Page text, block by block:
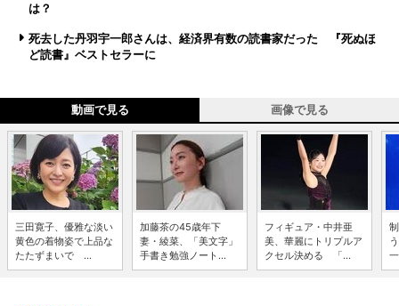
は？
死去した丹羽宇一郎さんは、経済界有数の読書家だった 『死ぬほ
ど読書』ベストセラーに
動画で見る 画像で見る
三田寛子、優雅な淡い
黄色の着物姿で上品な
たたずまいで ...
加藤茶の45歳年下
妻・綾菜、「美文字」
手書き勉強ノート...
フィギュア・中井亜
美、華麗にトリプルア
クセル決める 「...